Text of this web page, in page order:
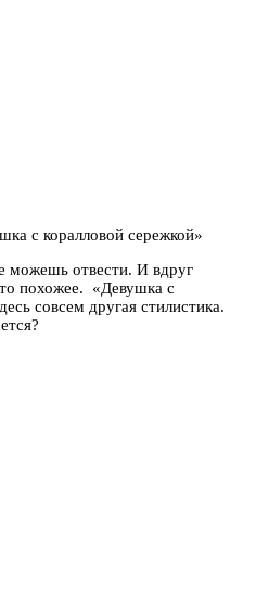
с коралловой сережкой»
можешь отвести. И вдруг
похожее. «Девушка с
совсем другая стилистика.